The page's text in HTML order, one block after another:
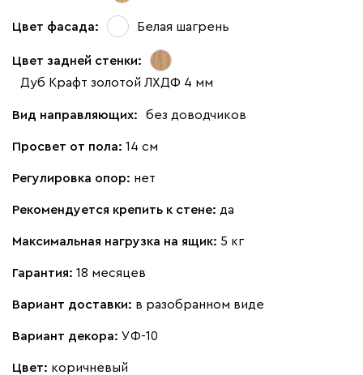
Цвет фасада: Белая шагрень
Цвет задней стенки:
Дуб Крафт золотой ЛХДФ 4 мм
Вид направляющих: без доводчиков
Просвет от пола: 14 см
Регулировка опор: нет
Рекомендуется крепить к стене: да
Максимальная нагрузка на ящик: 5 кг
Гарантия: 18 месяцев
Вариант доставки: в разобранном виде
Вариант декора: УФ-10
Цвет: коричневый